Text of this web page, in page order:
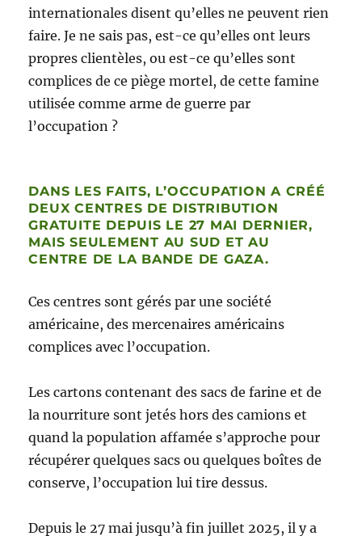
internationales disent qu’elles ne peuvent rien
faire. Je ne sais pas, est-ce qu’elles ont leurs
propres clientèles, ou est-ce qu’elles sont
complices de ce piège mortel, de cette famine
utilisée comme arme de guerre par
l’occupation ?
DANS LES FAITS, L’OCCUPATION A CRÉÉ
DEUX CENTRES DE DISTRIBUTION
GRATUITE DEPUIS LE 27 MAI DERNIER,
MAIS SEULEMENT AU SUD ET AU
CENTRE DE LA BANDE DE GAZA.
Ces centres sont gérés par une société
américaine, des mercenaires américains
complices avec l’occupation.
Les cartons contenant des sacs de farine et de
la nourriture sont jetés hors des camions et
quand la population affamée s’approche pour
récupérer quelques sacs ou quelques boîtes de
conserve, l’occupation lui tire dessus.
Depuis le 27 mai jusqu’à fin juillet 2025, il y a